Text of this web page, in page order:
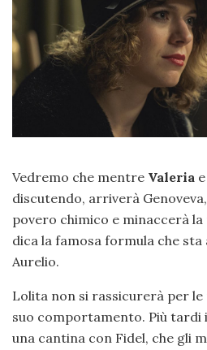
Vedremo che mentre Valeria e
discutendo, arriverà
povero chimico e minaccerà
dica la famosa formula che sta
Aurelio.
Lolita non si rassicurerà per le
suo comportamento. Più tardi
una cantina con Fidel, che gli